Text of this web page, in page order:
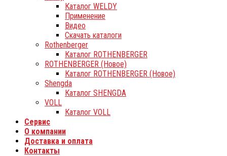
Каталог WELDY
Применение
Видео
Скачать каталоги
Rothenberger
Каталог ROTHENBERGER
ROTHENBERGER (Новое)
Каталог ROTHENBERGER (Новое)
Shengda
Каталог SHENGDA
VOLL
Каталог VOLL
Сервис
О компании
Доставка и оплата
Контакты